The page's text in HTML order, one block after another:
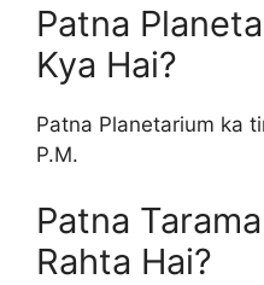
Patna
Kya Hai?
Patna Planetarium ka
P.M.
Patna
Rahta Hai?